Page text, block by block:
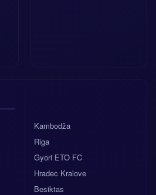
Kambodža
Riga
Gyori ETO FC
Hradec Kralove
Besiktas